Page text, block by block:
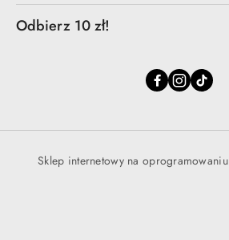
Odbierz 10 zł!
Sklep internetowy na oprogramowaniu